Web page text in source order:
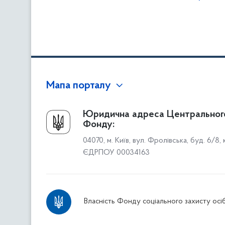
Мапа порталу
Про Фонд
Керівництво
Структура Фонду
Територіальні відділення
Дніпропетровське відділення
Юридична адреса
Фонду:
04070, м. Київ, вул. Фролівська, буд. 6/8,
ЄДРПОУ 00034163
Власність Фонду соціального захисту осіб